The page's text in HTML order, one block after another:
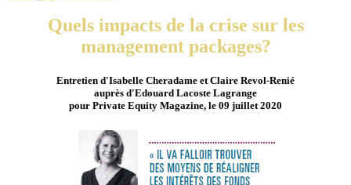
Quels impacts de la crise sur les
management packages?
Entretien d'Isabelle Cheradame et Claire Revol-Renié
auprès d'Edouard Lacoste Lagrange
pour Private Equity Magazine, le 09 juillet 2020